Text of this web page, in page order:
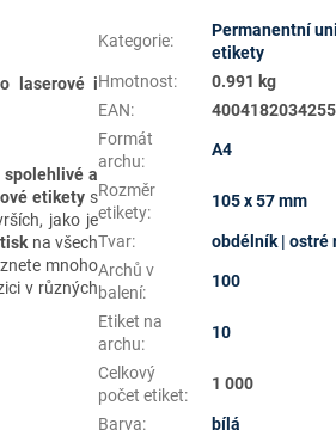
laserové i
spolehlivé a
etikety s
jako je
na všech
mnoho
v různých
Kategorie:
Permanentní
etikety
Hmotnost:
0.991 kg
EAN:
4004182034255
Formát
archu:
A4
Rozměr
etikety:
105 x 57 mm
Tvar:
obdélník | ostré
Archů v
balení:
100
Etiket na
archu:
10
Celkový
počet etiket:
1 000
Barva:
bílá